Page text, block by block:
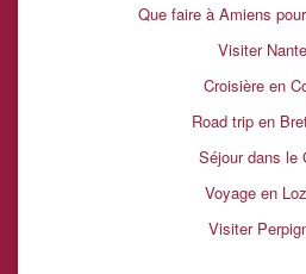
Que faire à Amiens
Visiter
Croisière en
Road trip en
Séjour dans le
Voyage en
Visiter